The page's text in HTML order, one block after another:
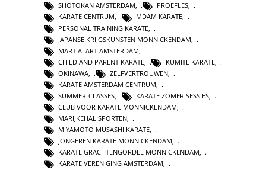
SHOTOKAN AMSTERDAM, PROEFLES,
KARATE CENTRUM, MDAM KARATE,
PERSONAL TRAINING KARATE
JAPANSE KRIJGSKUNSTEN MONNICKENDAM
MARTIALART AMSTERDAM
CHILD AND PARENT KARATE
KUMITE KARATE
OKINAWA
ZELFVERTROUWEN
KARATE AMSTERDAM CENTRUM
SUMMER-CLASSES
KARATE ZOMER SESSIES
CLUB VOOR KARATE MONNICKENDAM
MARIJKEHAL SPORTEN,
MIYAMOTO MUSASHI KARATE,
JONGEREN KARATE MONNICKENDAM,
KARATE GRACHTENGORDEL MONNICKENDAM,
KARATE VERENIGING AMSTERDAM,